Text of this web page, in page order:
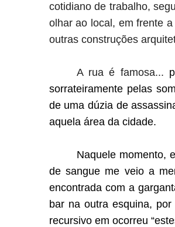
cotidiano de trabalho,
olhar ao local, em frente
outras construções
A rua é famosa...
sorrateiramente pelas
de uma dúzia de
aquela área da cidade.
Naquele momento,
de sangue me veio a
encontrada com a
bar na outra esquina,
recursivo em ocorreu